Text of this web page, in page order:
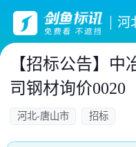
河
【招标公告】
司钢材询价0020
河北-唐山市 招标